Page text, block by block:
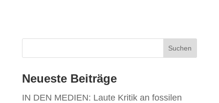
Neueste Beiträge
IN DEN MEDIEN: Laute Kritik an fossilen